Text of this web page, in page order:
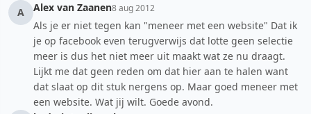
A
Alex van Zaanen8 aug 2012
Als je er niet tegen kan "meneer met een website" Dat ik
je op facebook even terugverwijs dat lotte geen selectie
meer is dus het niet meer uit maakt wat ze nu draagt.
Lijkt me dat geen reden om dat hier aan te halen want
dat slaat op dit stuk nergens op. Maar goed meneer met
een website. Wat jij wilt. Goede avond.